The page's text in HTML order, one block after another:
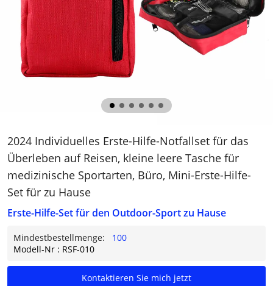
2024 Individuelles Erste-Hilfe-Notfallset für das
Überleben auf Reisen, kleine leere Tasche für
medizinische Sportarten, Büro, Mini-Erste-Hilfe-
Set für zu Hause
Erste-Hilfe-Set für den Outdoor-Sport zu Hause
Mindestbestellmenge:
100
Modell-Nr : RSF-010
Kontaktieren Sie mich jetzt